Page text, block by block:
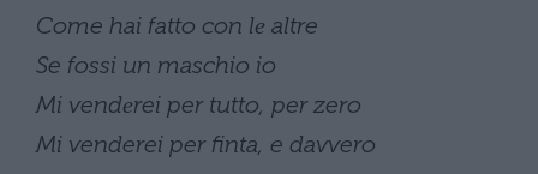
Come hai fatto con lе altre
Se fossi un maschio io
Mi vendеrei per tutto, per zero
Mi venderei per finta, e davvero